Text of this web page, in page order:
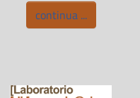
continua ...